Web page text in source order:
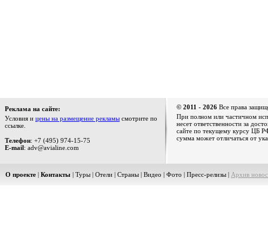
Реклама на сайте:
Условия и цены на размещение рекламы смотрите по
ссылке.
Телефон: +7 (495) 974-15-75
E-mail: adv@avialine.com
© 2011 - 2026 Все права
При полном или частичном
несет ответственности за
сайте по текущему курсу ЦБ
сумма может отличаться от
О проекте | Контакты | Туры | Отели | Страны | Видео | Фото | Пресс-релизы | Архив